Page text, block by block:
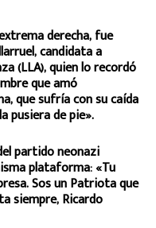
derecha, fue
candidata a
(LLA), quien lo recordó
que amó
que sufría con su caída
pusiera de pie».
partido neonazi
plataforma: «Tu
Sos un Patriota que
siempre, Ricardo